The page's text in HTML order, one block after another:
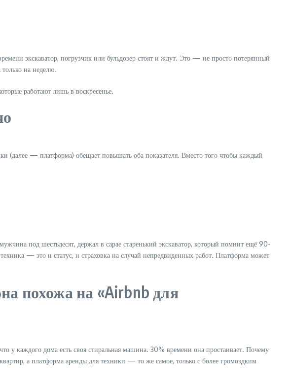
экскаватор, погрузчик или бульдозер стоят и ждут. Это — не просто потерянный
на неделю.
работают лишь в воскресенье.
(далее — платформа) обещает повышать оба показателя. Вместо того чтобы каждый
под шестьдесят, держал в сарае старенький экскаватор, который помнит ещё 90-
— это и статус, и страховка на случай непредвиденных работ. Платформа может
похожа на «Airbnb для
у каждого дома есть своя стиральная машина. 30% времени она простаивает. Почему
а платформа аренды для техники — то же самое, только с более громоздким